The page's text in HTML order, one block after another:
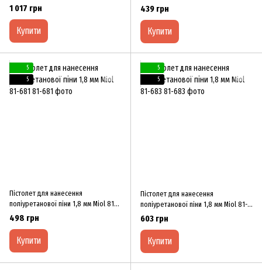
1 017 грн
Купити
680
439 грн
Купити
5
5
Пістолет для нанесення
поліуретанової піни 1,8 мм Miol 81-
681
498 грн
Купити
5
5
Пістолет для нанесення
поліуретанової піни 1,8 мм Miol 81-
683
603 грн
Купити